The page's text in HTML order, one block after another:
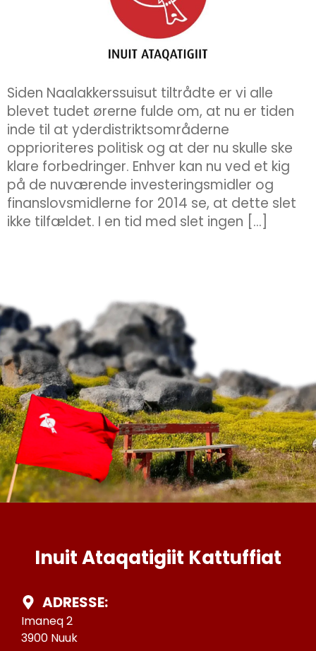
Siden Naalakkerssuisut tiltrådte er vi alle
blevet tudet ørerne fulde om, at nu er tiden
inde til at yderdistriktsområderne
opprioriteres politisk og at der nu skulle ske
klare forbedringer. Enhver kan nu ved et kig
på de nuværende investeringsmidler og
finanslovsmidlerne for 2014 se, at dette slet
ikke tilfældet. I en tid med slet ingen […]
Inuit Ataqatigiit Kattuffiat
ADRESSE:
Imaneq 2
3900 Nuuk